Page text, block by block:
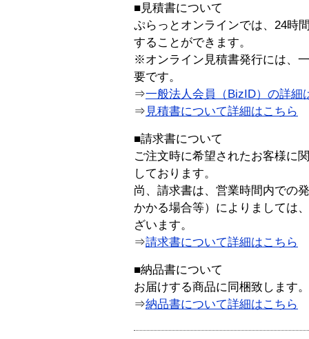
■見積書について
ぷらっとオンラインでは、24時
することができます。
※オンライン見積書発行には、
要です。
⇒一般法人会員（BizID）の詳細
⇒ 見積書について詳細はこちら
■請求書について
ご注文時に希望されたお客様に
しております。
尚、請求書は、営業時間内での
かかる場合等）によりましては
ざいます。
⇒請求書について詳細はこちら
■納品書について
お届けする商品に同梱致します。
⇒納品書について詳細はこちら